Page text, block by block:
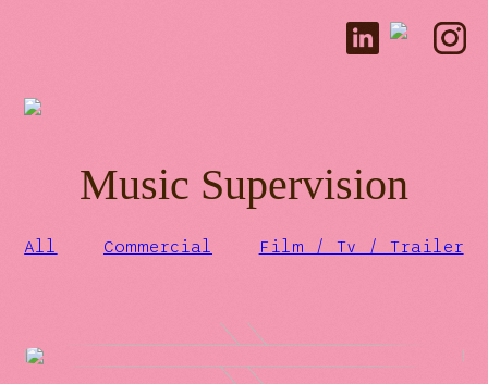
Music Supervision
All Commercial Film / Tv / Trailer